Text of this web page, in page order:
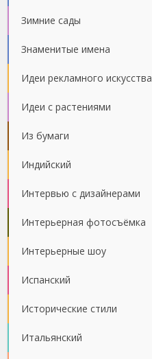
Зимние сады
Знаменитые имена
Идеи рекламного искусства
Идеи с растениями
Из бумаги
Индийский
Интервью с дизайнерами
Интерьерная фотосъёмка
Интерьерные шоу
Испанский
Исторические стили
Итальянский